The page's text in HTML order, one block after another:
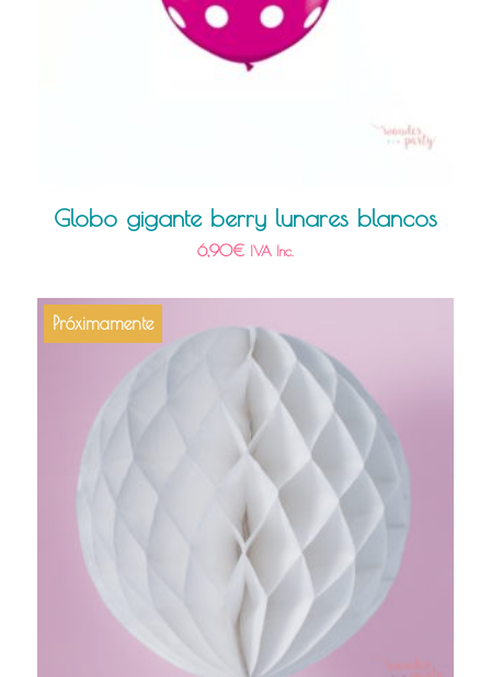
Globo gigante berry lunares blancos
6,90€ IVA Inc.
Próximamente